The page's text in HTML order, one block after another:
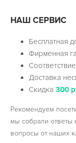
НАШ СЕРВИС
Бесплатная
Фирменная
Доставка
Скидка300
Рекомендуем
мы собрали
вопросы от наших